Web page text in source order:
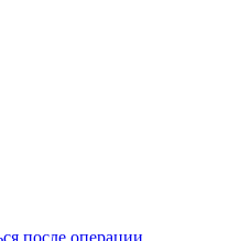
после операции